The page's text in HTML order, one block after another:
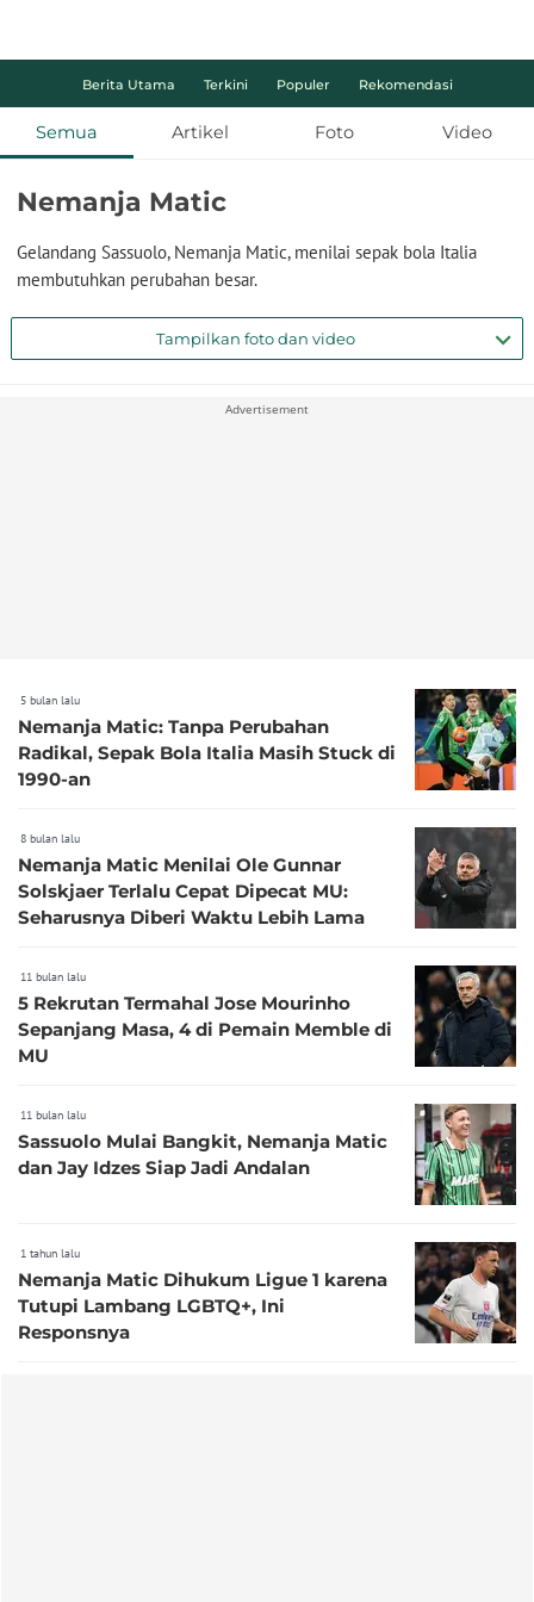
Berita Utama Terkini Populer Rekomendasi
Semua Artikel Foto Video
Nemanja Matic
Gelandang Sassuolo, Nemanja Matic, menilai sepak bola Italia
membutuhkan perubahan besar.
Tampilkan foto dan video
Advertisement
5 bulan lalu
Nemanja Matic: Tanpa Perubahan
Radikal, Sepak Bola Italia Masih Stuck di
1990-an
8 bulan lalu
Nemanja Matic Menilai Ole Gunnar
Solskjaer Terlalu Cepat Dipecat MU:
Seharusnya Diberi Waktu Lebih Lama
11 bulan lalu
5 Rekrutan Termahal Jose Mourinho
Sepanjang Masa, 4 di Pemain Memble di
MU
11 bulan lalu
Sassuolo Mulai Bangkit, Nemanja Matic
dan Jay Idzes Siap Jadi Andalan
1 tahun lalu
Nemanja Matic Dihukum Ligue 1 karena
Tutupi Lambang LGBTQ+, Ini
Responsnya